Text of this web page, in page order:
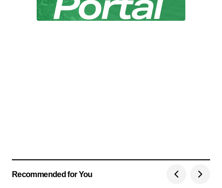
Recommended for You